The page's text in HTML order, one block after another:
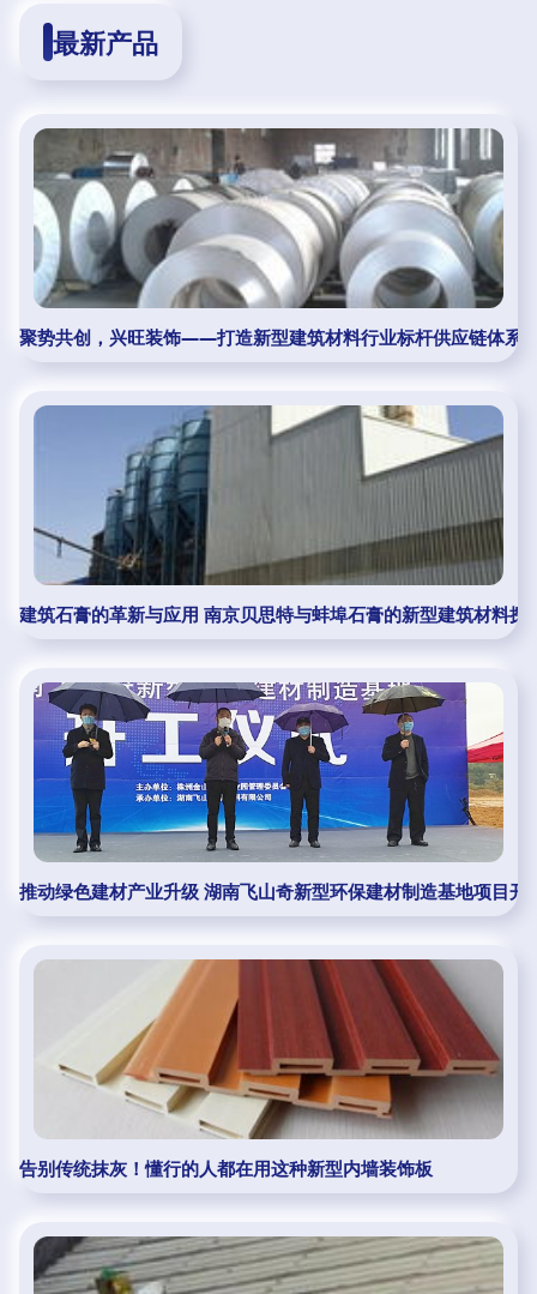
最新产品
聚势共创，兴旺装饰——打造新型建筑材料行业标杆供应链体系
建筑石膏的革新与应用 南京贝思特与蚌埠石膏的新型建筑材料探
推动绿色建材产业升级 湖南飞山奇新型环保建材制造基地项目开
告别传统抹灰！懂行的人都在用这种新型内墙装饰板